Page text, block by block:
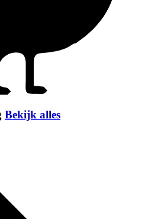
Bekijk alles